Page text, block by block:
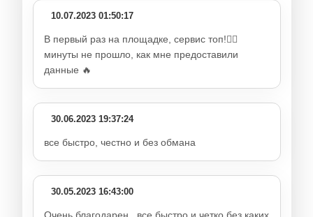
10.07.2023 01:50:17
В первый раз на площадке, сервис топ!👍🏻
минуты не прошло, как мне предоставили
данные 🔥
30.06.2023 19:37:24
все быстро, честно и без обмана
30.05.2023 16:43:00